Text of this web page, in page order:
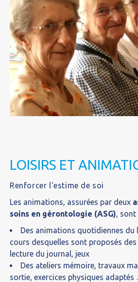
LOISIRS ET
Renforcer l'estime de soi
Les animations, assurées par deux
soins en gérontologie (ASG), sont
Des animations quotidiennes du
cours desquelles sont proposés
lecture du journal, jeux
Des ateliers mémoire, travaux
sortie, exercices physiques